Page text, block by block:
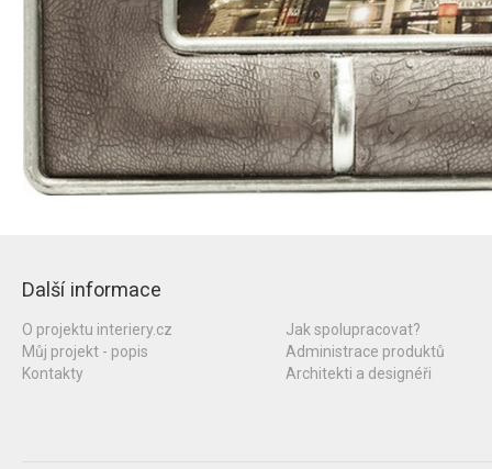
Další informace
O projektu interiery.cz
Můj projekt - popis
Kontakty
Jak spolupracovat?
Administrace produktů
Architekti a designéři